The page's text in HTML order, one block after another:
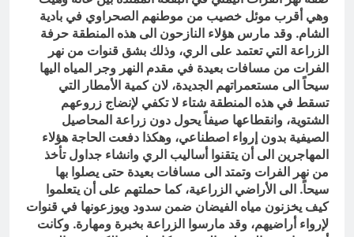
وهي أقرب موئل خصيب من موطنهم الصحراوي في بادية
الشام. وقد مارس هؤلاء النازحون الى هذه المنطقة حرفة
الزراعة التي تعتمد على الري، وذلك بشق قنوات من نهر
الفرات من مسافات بعيدة في مقدم النهر وجر المياه اليها
سيحاً الى مستعمراتهم الجديدة، لان كمية الأمطار التي
تسقط في هذه المنطقة شتاء لا تكفي لإنضاج زروعهم
الشتوية، وانقطاعها صيفاً يحول دون زراعة المحاصيل
الصيفية بدون إرواء اصطناعي، وهكذا دفعت الحاجة هؤلاء
المهاجرين الى أن يتقنوا أساليب الري وانشاء جداول تأخذ
من نهر الفرات وتمتد الى مسافات بعيدة حتى يصلوا بها
سيحاً. الى الأراضي الزراعية، كما حملتهم على أن يتعلموا
كيف يخزنون مياه الفيضان ضمن سدود ويوزعونها في قنوات
لإرواء أراضيهم، وقد مارسوا الزراعة بخبرة ومهارة. وكانت